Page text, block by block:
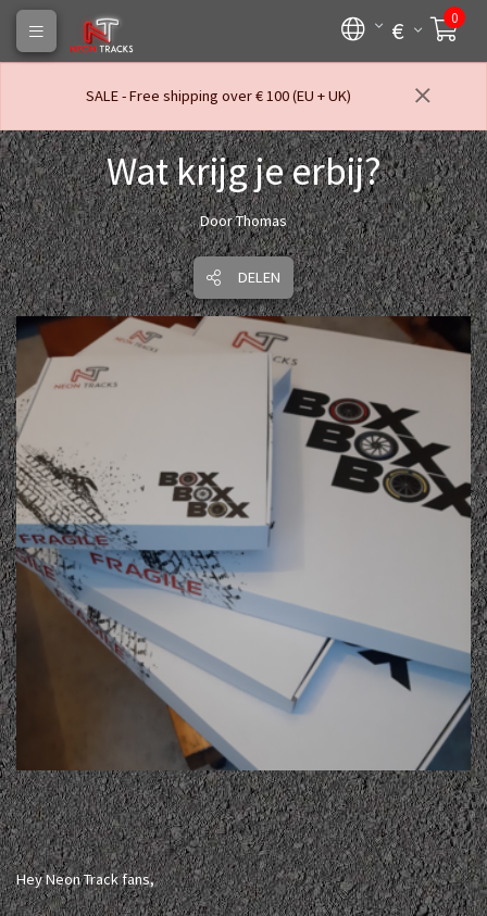
€ 0
SALE - Free shipping over € 100 (EU + UK)
Wat krijg je erbij?
Door Thomas
DELEN
Hey Neon Track fans,